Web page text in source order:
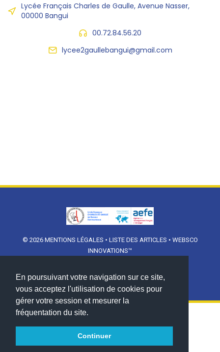
En poursuivant votre navigation sur ce site,
vous acceptez l'utilisation de cookies pour
gérer votre session et mesurer la
fréquentation du site.
Continuer
Lycée Français Charles de Gaulle, Avenue Nasser,
00000 Bangui
00.72.84.56.20
lycee2gaullebangui@gmail.com
© 2026 MENTIONS LÉGALES • LISTE DES ARTICLES • WEBSCO
INNOVATIONS™